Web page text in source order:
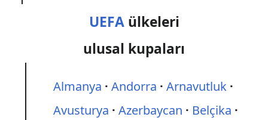
UEFAülkeleri
ulusal kupaları
Almanya Andorra
Arnavutluk
Avusturya
Azerbaycan
Belçika